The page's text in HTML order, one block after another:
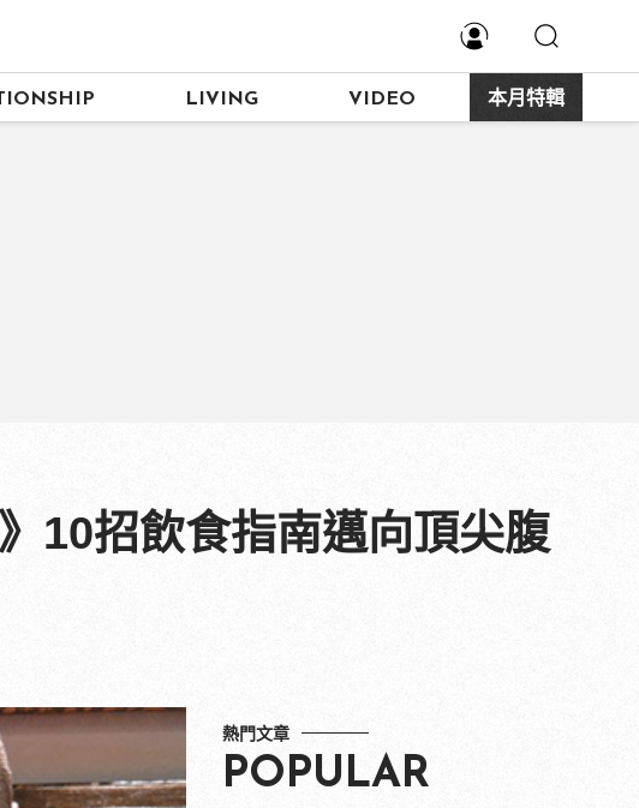
LIVING VIDEO 本月特輯
10招飲食指南邁向頂尖腹
熱門文章
POPULAR